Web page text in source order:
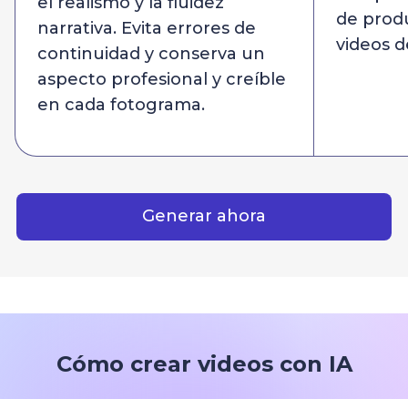
narrativa. Evita errores de
continuidad y conserva un
aspecto profesional y creíble
en cada fotograma.
de
videos
Generar ahora
Cómo crear videos con IA